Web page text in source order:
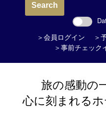
Search
＞会員ログイン
＞
＞事前チェック
旅の感動の
心に刻まれるホ